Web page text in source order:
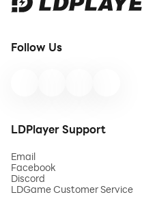
Follow Us
LDPlayer Support
Email
Facebook
Discord
LDGame Customer Service